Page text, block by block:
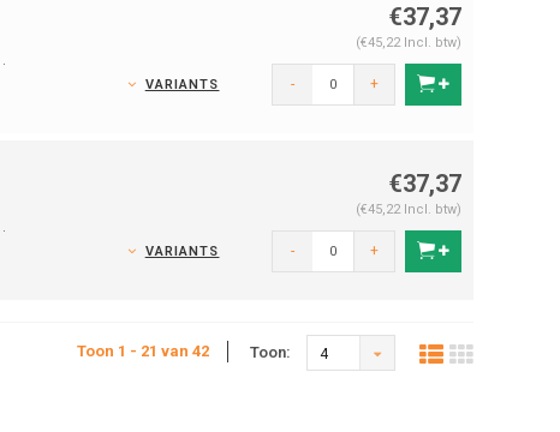
€37,37
(€45,22 Incl. btw)
VARIANTS - +
€37,37
(€45,22 Incl. btw)
VARIANTS - +
Toon 1 - 21 van 42 Toon: 4